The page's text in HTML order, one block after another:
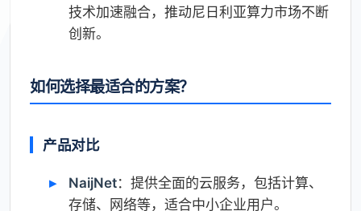
技术加速融合，推动尼日利亚算力市场不断
创新。
如何选择最适合的方案？
产品对比
NaijNet：提供全面的云服务，包括计算、
存储、网络等，适合中小企业用户。